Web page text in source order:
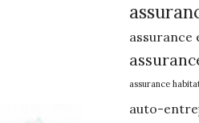
assurance
assurance
auto-